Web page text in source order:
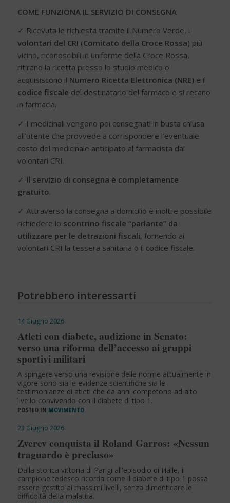
COME FUNZIONA IL SERVIZIO DI CONSEGNA
✓ Ricevuta le richiesta tramite il Numero Verde, i
volontari del CRI (Comitato della Croce Rossa) più
vicino, riconoscibili in uniforme della Croce Rossa,
ritirano la ricetta presso lo studio medico o
acquisiscono il Numero Ricetta Elettronica (NRE)e il
codice fiscale del destinatario del farmaco e si recano
in farmacia.
✓ I medicinali vengono poi consegnati in busta chiusa
all’utente che provvede a corrispondere l’eventuale
costo del medicinale anticipato al farmacista dai
volontari CRI.
✓ Il servizio di consegna è completamente
gratuito.
✓ Attraverso la consegna a domicilio è inoltre possibile
richiedere lo scontrino fiscale “parlante” da
utilizzare per le detrazioni fiscali, fornendo ai
volontari CRI la tessera sanitaria o il codice fiscale.
Potrebbero interessarti
14 Giugno 2026
Atleti con diabete, audizione in Senato:
verso una riforma dell’accesso ai gruppi
sportivi militari
A spingere verso una revisione delle norme attualmente in
vigore sono sia le evidenze scientifiche sia le
testimonianze di atleti che da anni competono ad alto
livello convivendo con il diabete di tipo 1.
POSTED IN MOVIMENTO
23 Giugno 2026
Zverev conquista il Roland Garros: «Nessun
traguardo è precluso»
Dalla storica vittoria di Parigi all'episodio di Halle, il
campione tedesco ricorda come il diabete di tipo 1 possa
essere gestito ai massimi livelli, senza dimenticare le
difficoltà della malattia.